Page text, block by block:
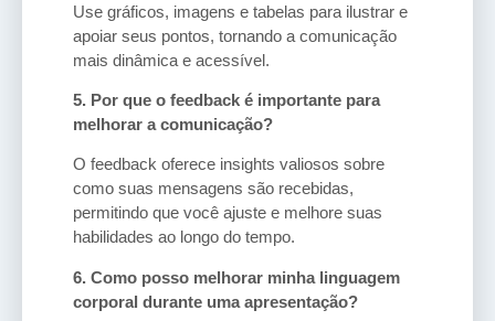
Use gráficos, imagens e tabelas para ilustrar e
apoiar seus pontos, tornando a comunicação
mais dinâmica e acessível.
5. Por que o feedback é importante para
melhorar a comunicação?
O feedback oferece insights valiosos sobre
como suas mensagens são recebidas,
permitindo que você ajuste e melhore suas
habilidades ao longo do tempo.
6. Como posso melhorar minha linguagem
corporal durante uma apresentação?